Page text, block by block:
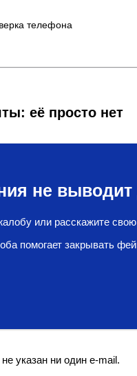
её просто нет
не выводит
или расскажите
помогает закрывать
указан ни один e‑mail.